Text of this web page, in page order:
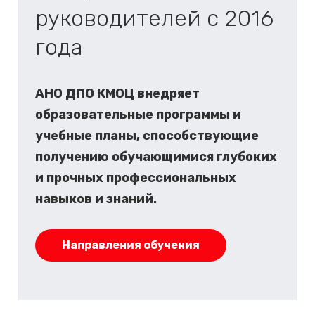
руководителей с 2016
года
АНО ДПО КМОЦ внедряет
образовательные программы и
учебные планы, способствующие
получению обучающимися глубоких
и прочных профессиональных
навыков и знаний.
Направления обучения